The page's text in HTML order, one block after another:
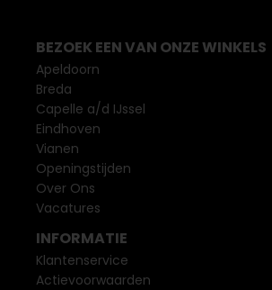
BEZOEK EEN VAN ONZE WINKELS
Apeldoorn
Breda
Capelle a/d IJssel
Eindhoven
Vianen
Openingstijden
Over Ons
Vacatures
INFORMATIE
Klantenservice
Actievoorwaarden